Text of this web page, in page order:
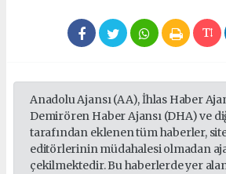
Anadolu Ajansı (AA), İhlas Haber
Demirören Haber Ajansı (DHA) ve
tarafından eklenen tüm haberler,
editörlerinin müdahalesi olmadan
çekilmektedir. Bu haberlerde yer